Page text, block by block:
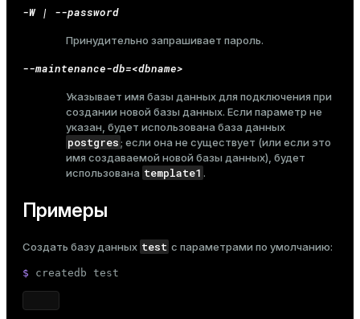
-W | --password
Принудительно запрашивает пароль.
--maintenance-db=<dbname>
Указывает имя базы данных для подключения при
создании новой базы данных. Если параметр не
указан, будет использована база данных
postgres; если она не существует (или если это
имя создаваемой новой базы данных), будет
использована template1 .
Примеры
Создать базу данных test с параметрами по умолчанию:
$ createdb test